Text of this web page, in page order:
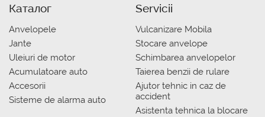
Каталог
Anvelopele
Jante
Uleiuri de motor
Acumulatoare auto
Accesorii
Sisteme de alarma auto
Servicii
Vulcanizare Mobila
Stocare anvelope
Schimbarea anvelopelor
Taierea benzii de rulare
Ajutor tehnic in caz de
accident
Asistenta tehnica la blocare